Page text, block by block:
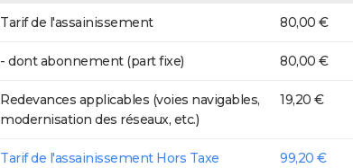
Tarif de l'assainissement 80,00 €
- dont abonnement (part fixe) 80,00 €
Redevances applicables (voies navigables,
modernisation des réseaux, etc.)
19,20 €
Tarif de l'assainissement Hors Taxe 99,20 €